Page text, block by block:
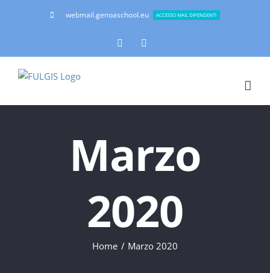
webmail.genoaschool.eu ACCESSO MAIL DIPENDENTI
Facebook
Marzo
2020
Home Marzo 2020